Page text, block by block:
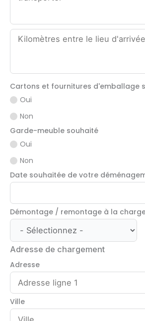
Cartons et fournitures d'emballage
Oui
Non
Garde-meuble souhaité
Oui
Non
Date souhaitée de votre
Démontage / remontage à la
Adresse de chargement
Adresse
Ville